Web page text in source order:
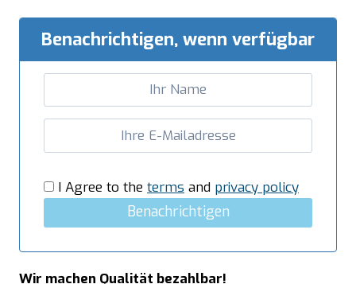
Modell
Benachrichtigen, wenn verfügbar
I Agree to the terms and privacy policy
Benachrichtigen
Wir machen Qualität bezahlbar!